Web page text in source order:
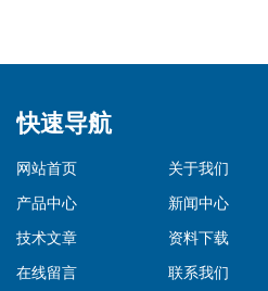
快速导航
网站首页
关于我们
产品中心
新闻中心
技术文章
资料下载
在线留言
联系我们